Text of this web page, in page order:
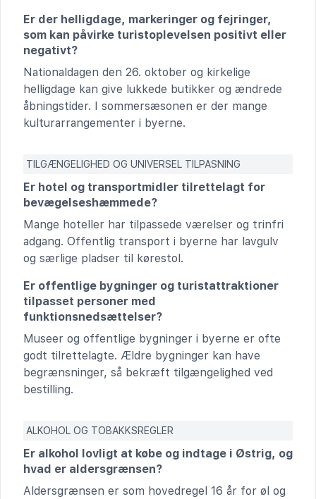
Er der helligdage, markeringer og fejringer,
som kan påvirke turistoplevelsen positivt eller
negativt?
Nationaldagen den 26. oktober og kirkelige
helligdage kan give lukkede butikker og ændrede
åbningstider. I sommersæsonen er der mange
kulturarrangementer i byerne.
TILGÆNGELIGHED OG UNIVERSEL TILPASNING
Er hotel og transportmidler tilrettelagt for
bevægelseshæmmede?
Mange hoteller har tilpassede værelser og trinfri
adgang. Offentlig transport i byerne har lavgulv
og særlige pladser til kørestol.
Er offentlige bygninger og turistattraktioner
tilpasset personer med
funktionsnedsættelser?
Museer og offentlige bygninger i byerne er ofte
godt tilrettelagte. Ældre bygninger kan have
begrænsninger, så bekræft tilgængelighed ved
bestilling.
ALKOHOL OG TOBAKKSREGLER
Er alkohol lovligt at købe og indtage i Østrig, og
hvad er aldersgrænsen?
Aldersgrænsen er som hovedregel 16 år for øl og